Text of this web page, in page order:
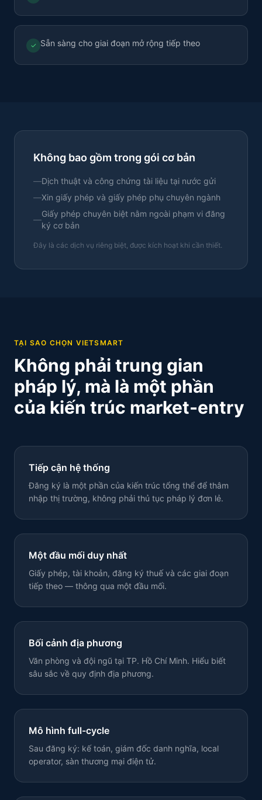
✓ Sẵn sàng cho giai đoạn mở rộng tiếp theo
Không bao gồm trong gói cơ bản
—Dịch thuật và công chứng tài liệu tại nước gửi
—Xin giấy phép và giấy phép phụ chuyên ngành
—
Giấy phép chuyên biệt nằm ngoài phạm vi đăng
ký cơ bản
Đây là các dịch vụ riêng biệt, được kích hoạt khi cần thiết.
TẠI SAO CHỌN VIETSMART
Không phải trung gian
pháp lý, mà là một phần
của kiến trúc market-entry
Tiếp cận hệ thống
Đăng ký là một phần của kiến trúc tổng thể để thâm
nhập thị trường, không phải thủ tục pháp lý đơn lẻ.
Một đầu mối duy nhất
Giấy phép, tài khoản, đăng ký thuế và các giai đoạn
tiếp theo — thông qua một đầu mối.
Bối cảnh địa phương
Văn phòng và đội ngũ tại TP. Hồ Chí Minh. Hiểu biết
sâu sắc về quy định địa phương.
Mô hình full-cycle
Sau đăng ký: kế toán, giám đốc danh nghĩa, local
operator, sàn thương mại điện tử.